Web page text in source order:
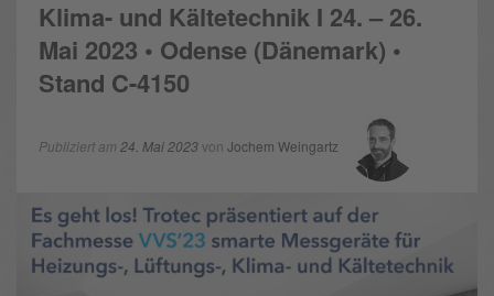
Klima- und Kältetechnik I 24. – 26.
Mai 2023 • Odense (Dänemark) •
Stand C-4150
Publiziert am 24. Mai 2023von Jochem Weingartz